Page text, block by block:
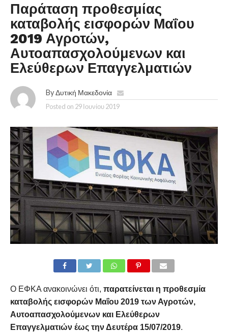
Παράταση προθεσμίας
καταβολής εισφορών Μαΐου
2019 Αγροτών,
Αυτοαπασχολούμενων και
Ελεύθερων Επαγγελματιών
By Δυτική Μακεδονία
Posted on 29 Ιουνίου 2019
Ο ΕΦΚΑ ανακοινώνει ότι, παρατείνεται η προθεσμία
καταβολής εισφορών Μαΐου 2019 των Αγροτών,
Αυτοαπασχολούμενων και Ελεύθερων
Επαγγελματιών έως την Δευτέρα 15/07/2019.